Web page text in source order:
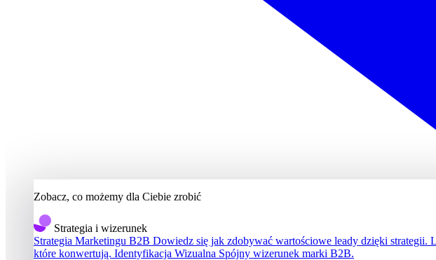
Zobacz, co możemy dla Ciebie zrobić
Strategia i wizerunek
Strategia Marketingu B2B Dowiedz się jak zdobywać wartościowe leady dzięki strategii.
które konwertują. Identyfikacja Wizualna Spójny wizerunek marki B2B.